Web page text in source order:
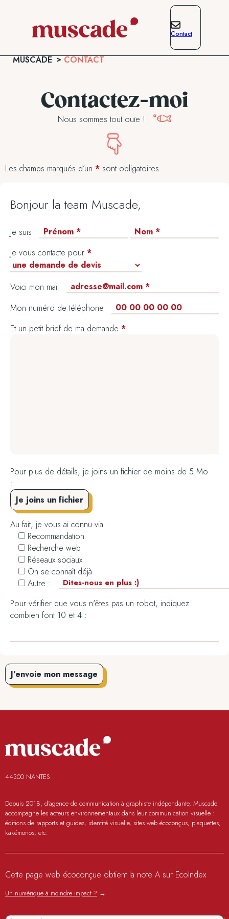
Contact
MUSCADE CONTACT
Contactez-moi
Nous sommes tout ouïe !
Les champs marqués d’un * sont obligatoires
Bonjour la team Muscade,
Je suis
Je vous contacte pour *
Voici mon mail
Mon numéro de téléphone
Et un petit brief de ma demande *
Pour plus de détails, je joins un fichier de moins de 5 Mo
:
Je joins un fichier
Au fait, je vous ai connu via :
Recommandation
Recherche web
Réseaux sociaux
On se connaît déjà
Autre :
Pour vérifier que vous n'êtes pas un robot, indiquez
combien font 10 et 4 :
44300 NANTES
Depuis 2018, d'agence de communication à graphiste indépendante, Muscade
accompagne les acteurs environnementaux dans leur communication visuelle :
éditions de rapports et guides, identité visuelle, sites web écoconçus, plaquettes,
kakémonos, etc.
Cette page web écoconçue obtient la note A sur EcoIndex
Un numérique à moindre impact ? →